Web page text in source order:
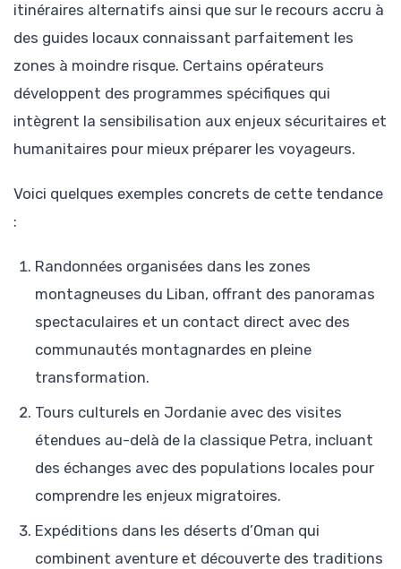
itinéraires alternatifs ainsi que sur le recours accru à
des guides locaux connaissant parfaitement les
zones à moindre risque. Certains opérateurs
développent des programmes spécifiques qui
intègrent la sensibilisation aux enjeux sécuritaires et
humanitaires pour mieux préparer les voyageurs.
Voici quelques exemples concrets de cette tendance
:
Randonnées organisées dans les zones
montagneuses du Liban, offrant des panoramas
spectaculaires et un contact direct avec des
communautés montagnardes en pleine
transformation.
Tours culturels en Jordanie avec des visites
étendues au-delà de la classique Petra, incluant
des échanges avec des populations locales pour
comprendre les enjeux migratoires.
Expéditions dans les déserts d’Oman qui
combinent aventure et découverte des traditions